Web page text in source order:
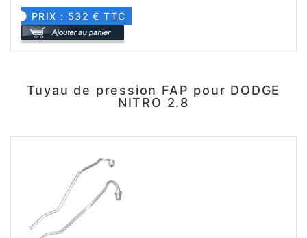
PRIX : 532 € TTC
Tuyau de pression FAP pour DODGE
NITRO 2.8